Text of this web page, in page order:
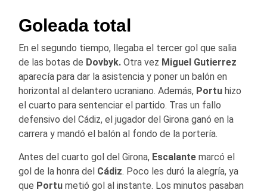
Goleada total
En el segundo tiempo, llegaba el tercer gol que salia
de las botas de Dovbyk. Otra vez Miguel Gutierrez
aparecía para dar la asistencia y poner un balón en
horizontal al delantero ucraniano. Además, Portu hizo
el cuarto para sentenciar el partido. Tras un fallo
defensivo del Cádiz, el jugador del Girona ganó en la
carrera y mandó el balón al fondo de la portería.
Antes del cuarto gol del Girona, Escalante marcó el
gol de la honra del Cádiz. Poco les duró la alegría, ya
que Portu metió gol al instante. Los minutos pasaban